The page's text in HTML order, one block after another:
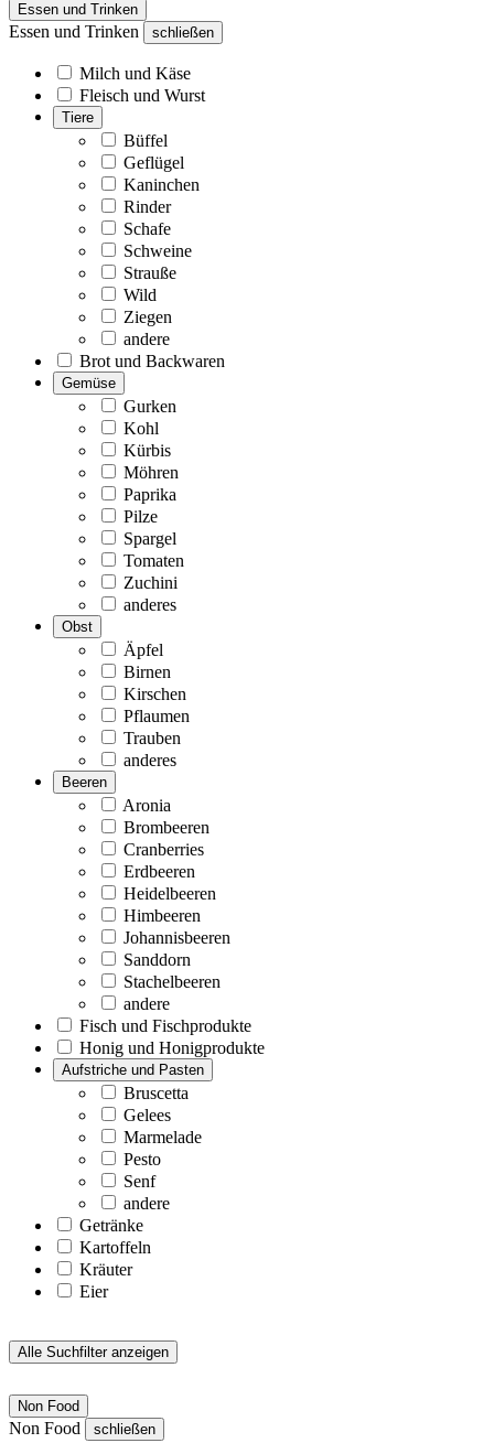
Essen und Trinken
Essen und Trinken schließen
Milch und Käse
Fleisch und Wurst
Tiere
Büffel
Geflügel
Kaninchen
Rinder
Schafe
Schweine
Strauße
Wild
Ziegen
andere
Brot und Backwaren
Gemüse
Gurken
Kohl
Kürbis
Möhren
Paprika
Pilze
Spargel
Tomaten
Zuchini
anderes
Obst
Äpfel
Birnen
Kirschen
Pflaumen
Trauben
anderes
Beeren
Aronia
Brombeeren
Cranberries
Erdbeeren
Heidelbeeren
Himbeeren
Johannisbeeren
Sanddorn
Stachelbeeren
andere
Fisch und Fischprodukte
Honig und Honigprodukte
Aufstriche und Pasten
Bruscetta
Gelees
Marmelade
Pesto
Senf
andere
Getränke
Kartoffeln
Kräuter
Eier
Alle Suchfilter anzeigen
Non Food
Non Food schließen